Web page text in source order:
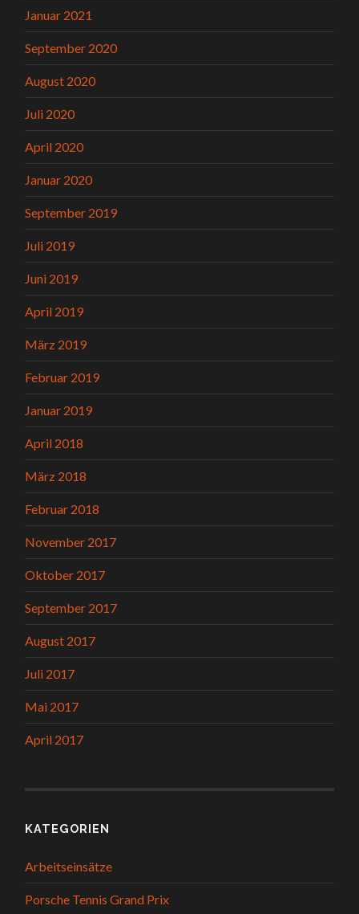
Januar 2021
September 2020
August 2020
Juli 2020
April 2020
Januar 2020
September 2019
Juli 2019
Juni 2019
April 2019
März 2019
Februar 2019
Januar 2019
April 2018
März 2018
Februar 2018
November 2017
Oktober 2017
September 2017
August 2017
Juli 2017
Mai 2017
April 2017
KATEGORIEN
Arbeitseinsätze
Porsche Tennis Grand Prix